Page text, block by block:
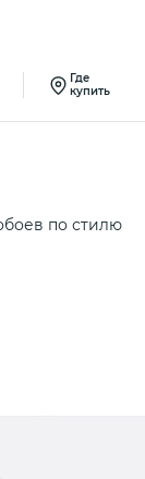
Где
купить
по стилю